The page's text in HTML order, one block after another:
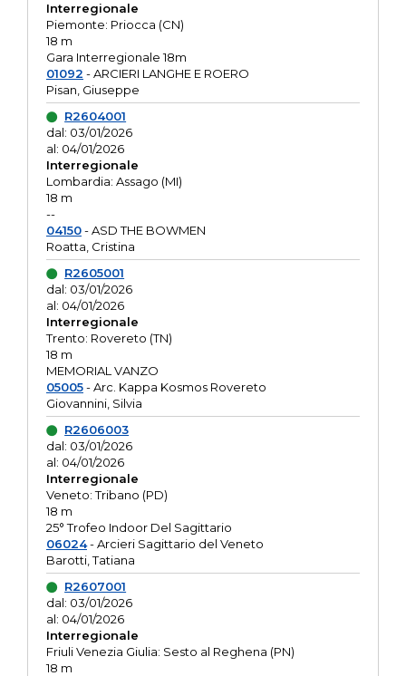
Interregionale
Piemonte: Priocca (CN)
18 m
Gara Interregionale 18m
01092 - ARCIERI LANGHE E ROERO
Pisan, Giuseppe
R2604001
dal: 03/01/2026
al: 04/01/2026
Interregionale
Lombardia: Assago (MI)
18 m
--
04150- ASD THE BOWMEN
Roatta, Cristina
R2605001
dal: 03/01/2026
al: 04/01/2026
Interregionale
Trento: Rovereto (TN)
18 m
MEMORIAL VANZO
05005- Arc. Kappa Kosmos Rovereto
Giovannini, Silvia
R2606003
dal: 03/01/2026
al: 04/01/2026
Interregionale
Veneto: Tribano (PD)
18 m
25° Trofeo Indoor Del Sagittario
06024- Arcieri Sagittario del Veneto
Barotti, Tatiana
R2607001
dal: 03/01/2026
al: 04/01/2026
Interregionale
Friuli Venezia Giulia: Sesto al Reghena (PN)
18 m